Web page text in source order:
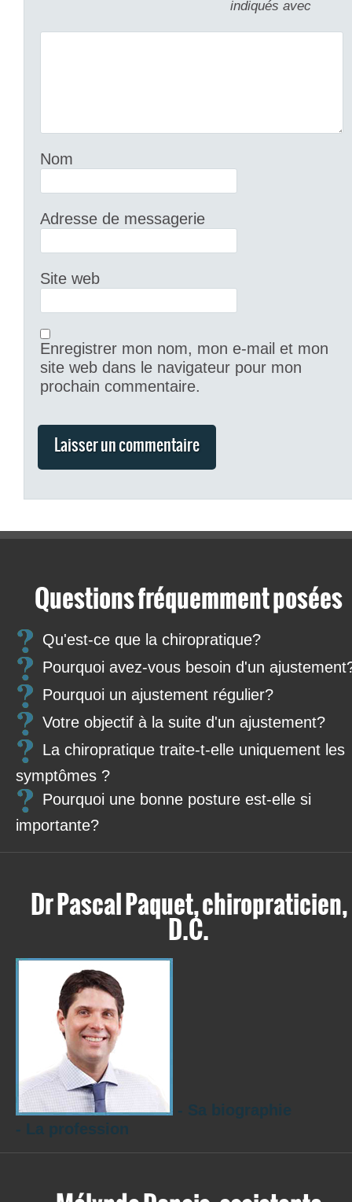
indiqués avec
Nom
Adresse de messagerie
Site web
Enregistrer mon nom, mon e-mail et mon
site web dans le navigateur pour mon
prochain commentaire.
Questions fréquemment posées
Qu'est-ce que la chiropratique?
Pourquoi avez-vous besoin d'un
Pourquoi un ajustement régulier?
Votre objectif à la suite d'un ajustement?
La chiropratique traite-t-elle uniquement les
symptômes ?
Pourquoi une bonne posture est-elle si
importante?
Dr Pascal Paquet, chiropraticien,
D.C.
- Sa biographie
- La profession